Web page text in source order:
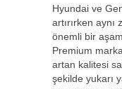
Hyundai ve
artırırken aynı
önemli bir
Premium
artan kalitesi
şekilde yukarı